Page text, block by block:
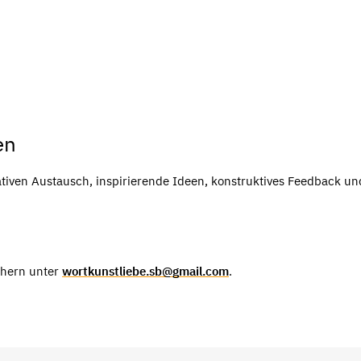
Austausch, inspirierende Ideen, konstruktives Feedback
unter wortkunstliebe.sb@gmail.com.